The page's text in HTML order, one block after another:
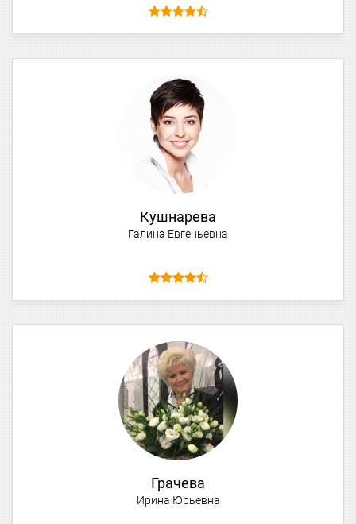
Кушнарева
Галина Евгеньевна
Грачева
Ирина Юрьевна